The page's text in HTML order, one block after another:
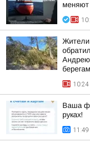
Жители
Андрею
10:24
Ваша
руках!
11:49